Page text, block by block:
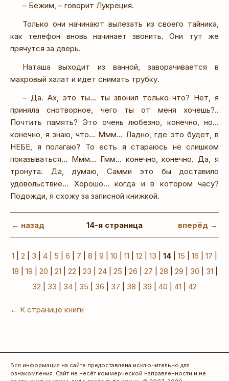
– Бежим, – говорит Лукреция.
Только они начинают вылезать из своего тайника,
как телефон вновь начинает звонить. Они тут же
прячутся за дверь.
Наташа выходит из ванной, заворачивается в
махровый халат и идет снимать трубку.
– Да. Ах, это ты… ты звонил только что? Нет, я
приняла снотворное, чего ты от меня хочешь?..
Почтить память? Это очень любезно, конечно, но…
конечно, я знаю, что… Ммм… Ладно, где это будет, в
НЕБЕ, я полагаю? То есть я стараюсь не слишком
показываться… Ммм… Гмм… конечно, конечно. Да, я
тронута. Да, думаю, Самми это бы доставило
удовольствие… Хорошо… когда и в котором часу?
Подожди, я схожу за записной книжкой.
← назад 14-я страница вперёд →
1 2 3 4 5 6 7 8 9 10 11 12 13 14 15 16 17
18
19 20 21 22 23 24| 25 26 27 28 29 30 31
32
33 34 35 36 37 38 39 40 41 42
← К странице книги
Вся информация на сайте предоставлена исключительно для
ознакомления. Сайт не несёт коммерческой направленности и не